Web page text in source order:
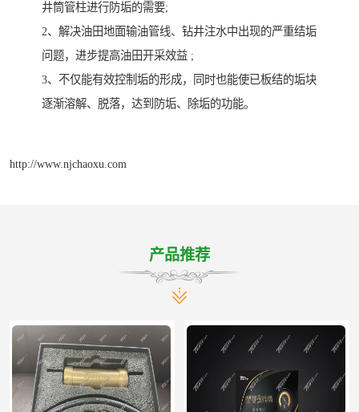
井筒管柱进行防垢的需要;
2、解决油田地面输油管线、钻井注水中出现的严重结垢
问题，进步提高油田开采效益 ;
3、不仅能有效控制垢的形成，同时也能使已板结的垢块
逐渐溶解、脱落，达到防垢、除垢的功能。
http://www.njchaoxu.com
产品推荐